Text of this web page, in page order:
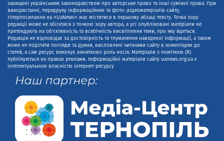
захищені українським законодавством про авторське право та інші суміжні права. При
використанні, передруку інформаційних та фото-,відеоматеріалів сайту,
гіперпосилання на «UaNews» має міститися в першому абзаці тексту. Точка зору
редакції може не збігатися з точкою зору автора, а усі опубліковані матеріали не
претендують на об'єктивність та всебічність висвітлення теми, про яку йдеться.
Редакція не відповідає за достовірність та тлумачення наведеної інформації, а також
може не поділяти погляди та думки, висловлені читачами сайту в коментарях до
статей, а сам ресурс виконує винятково роль носія. Матеріали з поміткою (R)
публікуються на правах реклами. Інформаційні матеріали сайту uanews.org.ua є
інтелектуальною власністю інтернет-ресурсу